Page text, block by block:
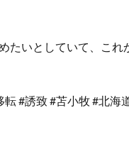
たいとしていて、これ
#誘致 #苫小牧 #北海